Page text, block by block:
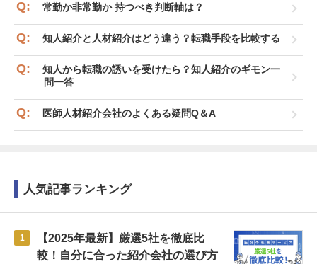
常勤か非常勤か 持つべき判断軸は？
知人紹介と人材紹介はどう違う？転職手段を比較する
知人から転職の誘いを受けたら？知人紹介のギモン一
問一答
医師人材紹介会社のよくある疑問Q＆A
人気記事ランキング
1
【2025年最新】厳選5社を徹底比
較！自分に合った紹介会社の選び方